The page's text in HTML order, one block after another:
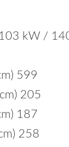
kW /
599
205
187
258